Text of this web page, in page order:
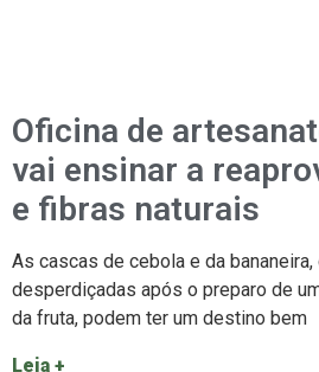
Oficina de
vai ensinar a
e fibras naturais
As cascas de cebola e da
desperdiçadas após o preparo de
da fruta, podem ter um destino bem
Leia +